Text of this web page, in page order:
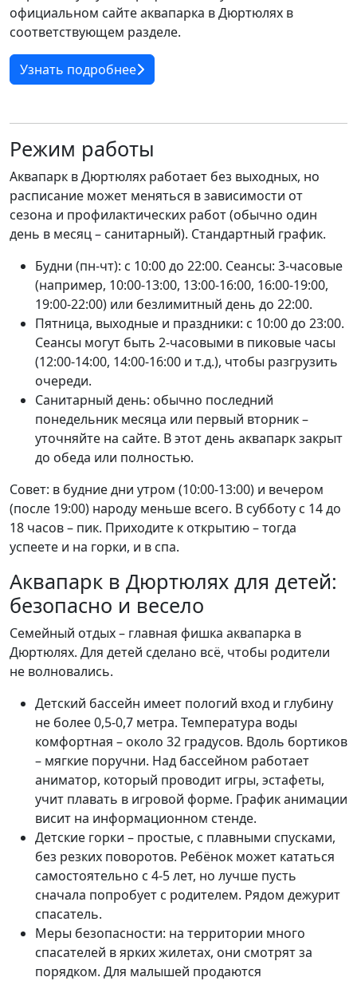
официальном сайте аквапарка в Дюртюлях в
соответствующем разделе.
Узнать подробнее
Режим работы
Аквапарк в Дюртюлях работает без выходных, но
расписание может меняться в зависимости от
сезона и профилактических работ (обычно один
день в месяц – санитарный). Стандартный график.
Будни (пн-чт): с 10:00 до 22:00. Сеансы: 3-часовые
(например, 10:00-13:00, 13:00-16:00, 16:00-19:00,
19:00-22:00) или безлимитный день до 22:00.
Пятница, выходные и праздники: с 10:00 до 23:00.
Сеансы могут быть 2-часовыми в пиковые часы
(12:00-14:00, 14:00-16:00 и т.д.), чтобы разгрузить
очереди.
Санитарный день: обычно последний
понедельник месяца или первый вторник –
уточняйте на сайте. В этот день аквапарк закрыт
до обеда или полностью.
Совет: в будние дни утром (10:00-13:00) и вечером
(после 19:00) народу меньше всего. В субботу с 14 до
18 часов – пик. Приходите к открытию – тогда
успеете и на горки, и в спа.
Аквапарк в Дюртюлях для детей:
безопасно и весело
Семейный отдых – главная фишка аквапарка в
Дюртюлях. Для детей сделано всё, чтобы родители
не волновались.
Детский бассейн имеет пологий вход и глубину
не более 0,5-0,7 метра. Температура воды
комфортная – около 32 градусов. Вдоль бортиков
– мягкие поручни. Над бассейном работает
аниматор, который проводит игры, эстафеты,
учит плавать в игровой форме. График анимации
висит на информационном стенде.
Детские горки – простые, с плавными спусками,
без резких поворотов. Ребёнок может кататься
самостоятельно с 4-5 лет, но лучше пусть
сначала попробует с родителем. Рядом дежурит
спасатель.
Меры безопасности: на территории много
спасателей в ярких жилетах, они смотрят за
порядком. Для малышей продаются